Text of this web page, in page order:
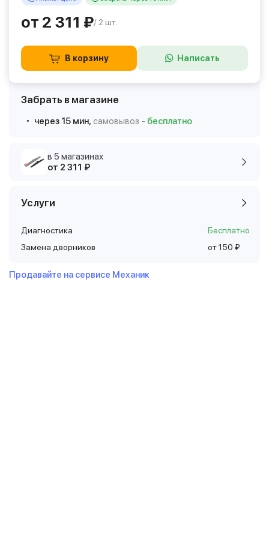
от 2 311 ₽/ 2 шт.
В корзину Написать
Забрать в магазине
через 15 мин, самовывоз - бесплатно
в 5 магазинах
от 2 311 ₽
Услуги
Диагностика
Бесплатно
Замена дворников
от 150 ₽
Продавайте на сервисе Механик